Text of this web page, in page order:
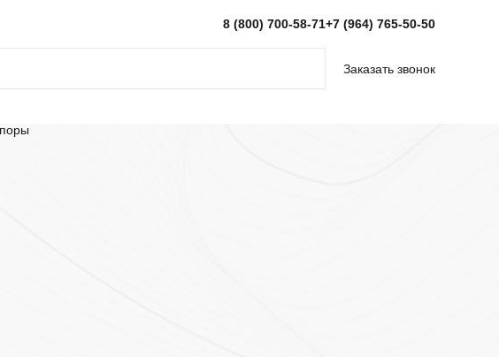
8 (800) 700-58-71+7 (964) 765-50-50
Заказать звонок